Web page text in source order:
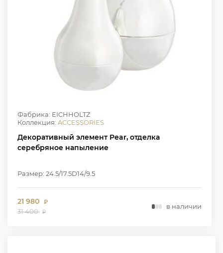
Фабрика: EICHHOLTZ
Коллекция: ACCESSORIES
Декоративный элемент Pear, отделка
серебряное напыление
Размер: 24.5/17.5D14/9.5
21 980 ₽
31 400 ₽
в наличии